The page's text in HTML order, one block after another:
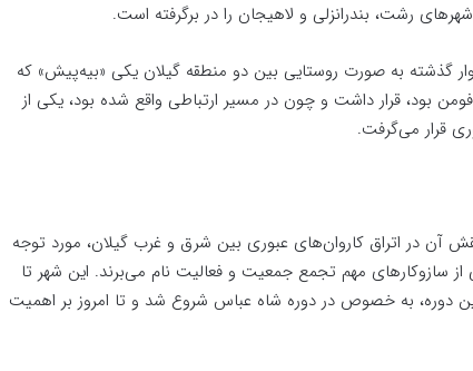
رشت، بندرانزلی و لاهیجان را در برگرفته است.
گذشته به صورت روستایی بین دو منطقه گیلان یکی «بیه‌پیش» که
بود، قرار داشت و چون در مسیر ارتباطی واقع شده بود، یکی از
قرار می‌گرفت.
آن در اتراق کاروان‌های عبوری بین شرق و غرب گیلان، مورد توجه
از سازوکارهای مهم تجمع جمعیت و فعالیت نام می‌برند. این شهر تا
دوره، به خصوص در دوره شاه عباس شروع شد و تا امروز بر اهمیت